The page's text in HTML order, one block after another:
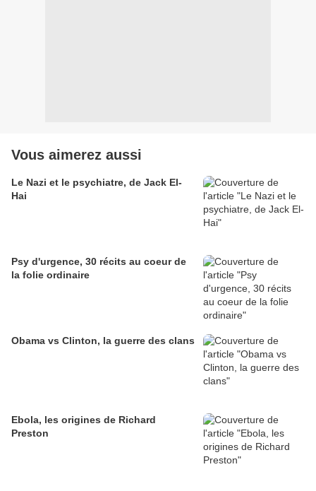
Vous aimerez aussi
Le Nazi et le psychiatre, de Jack El-
Hai
Psy d'urgence, 30 récits au coeur de
la folie ordinaire
Obama vs Clinton, la guerre des clans
Ebola, les origines de Richard
Preston